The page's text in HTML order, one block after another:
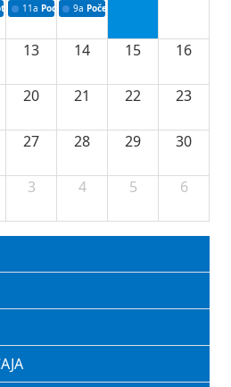
ugovora o stipendijama za
11a Podrška razvoju vodne infrastrukture u
9a Početak izgradnje nove
13 14 15 16
20 21 22 23
27 28 29 30
3 4 5 6